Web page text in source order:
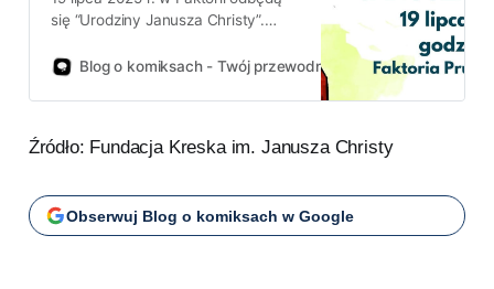
się “Urodziny Janusza Christy”.
ramowy program wydarzenia.
Blog o komiksach - Twój przewodnik po świecie komiksów!
Źródło: Fundacja Kreska im. Janusza Christy
Obserwuj Blog o komiksach w Google